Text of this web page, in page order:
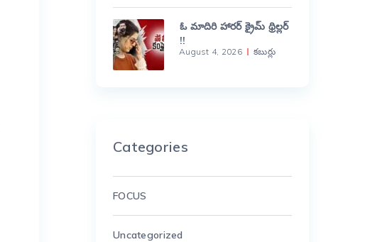
ఓ మాదిరి హారర్ క్రైమ్ థ్రిల్లర్
!!
August 4, 2026 కబుర్లు
Categories
FOCUS
Uncategorized